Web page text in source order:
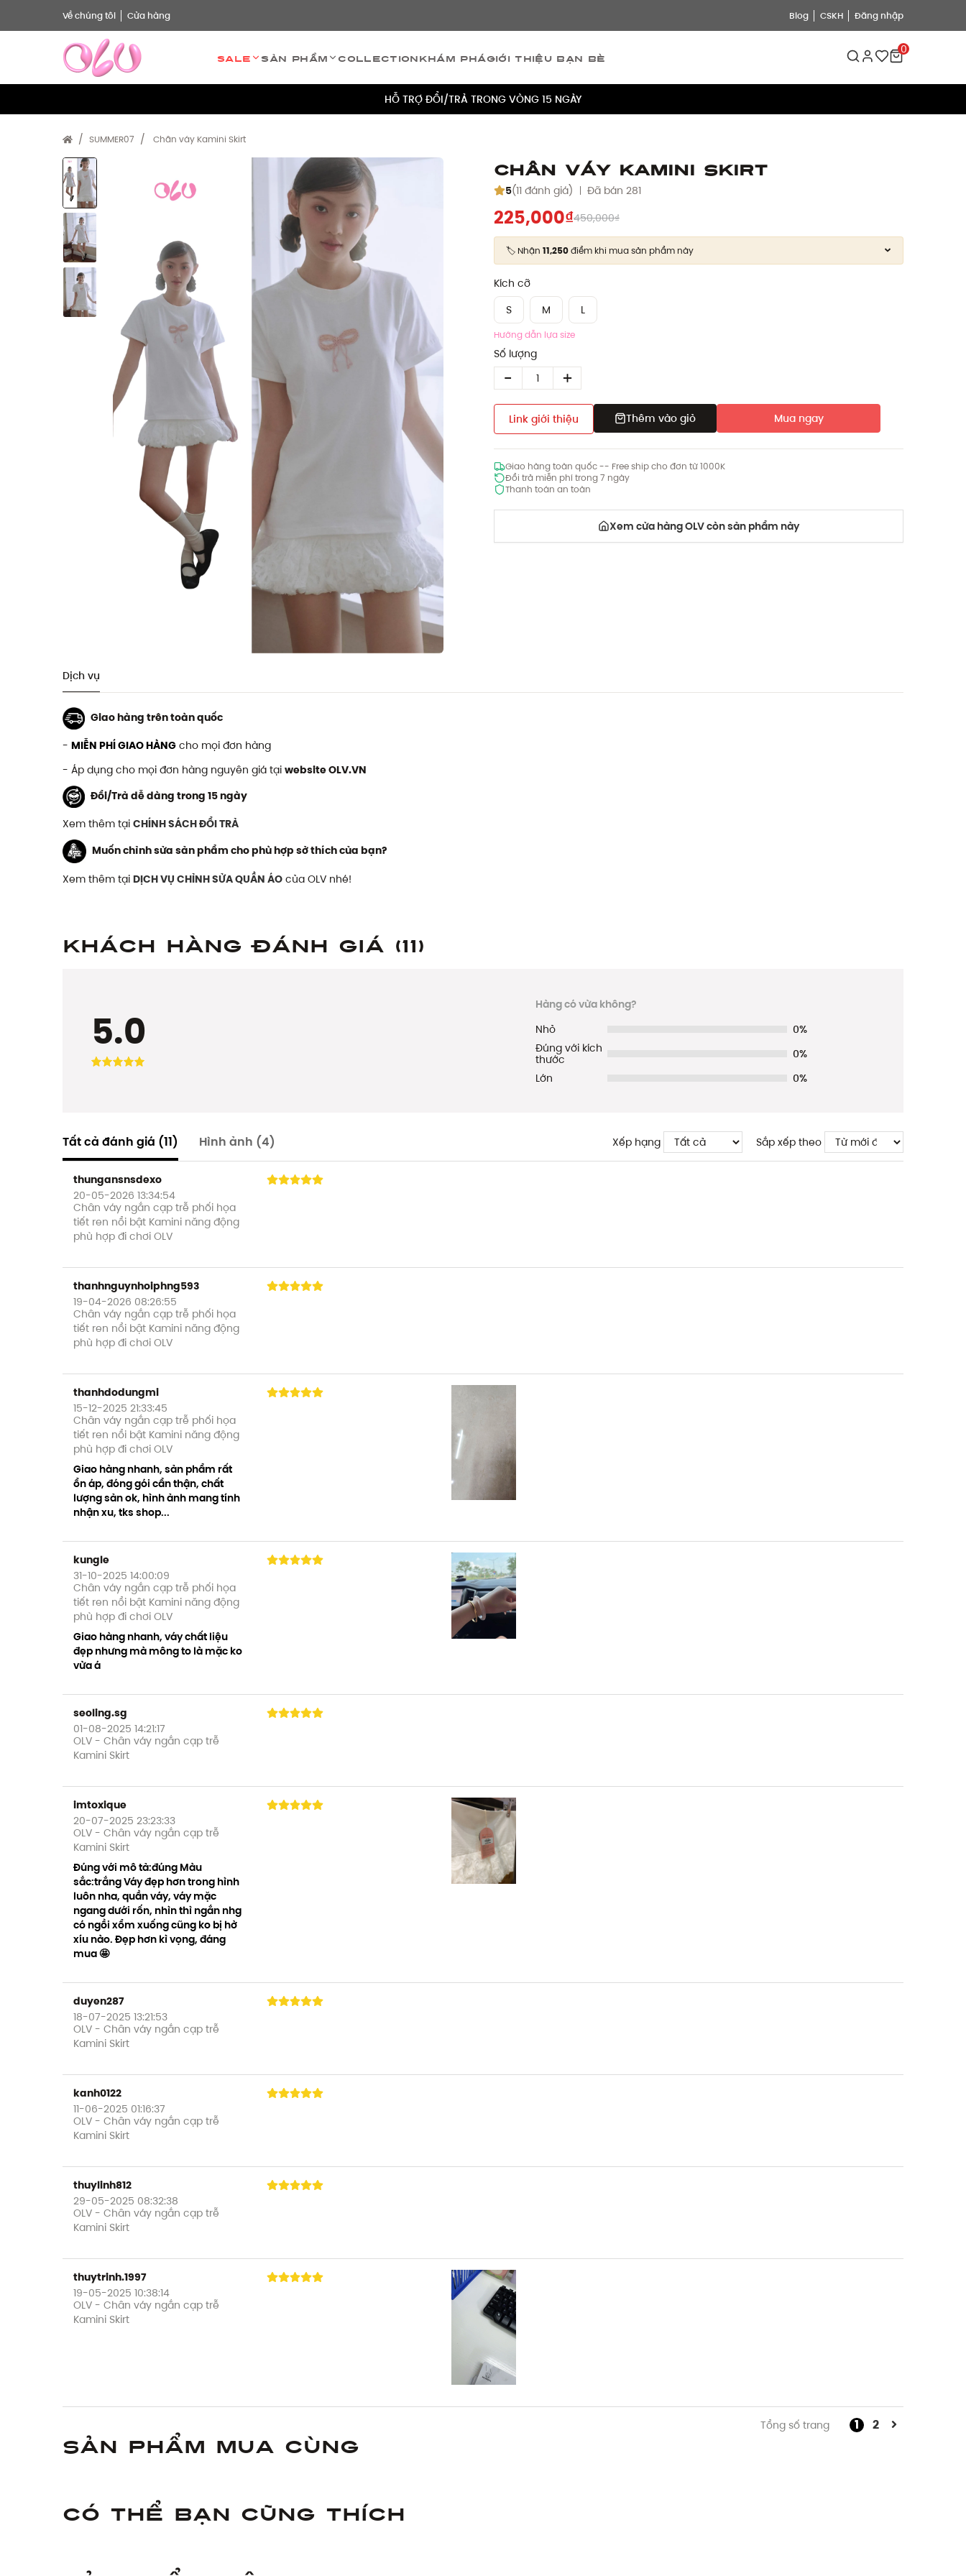
Về chúng tôi Cửa hàng Blog CSKH Đăng nhập
Sale Sản phẩm Collection Khám phá Giới thiệu bạn bè
0
HỖ TRỢ ĐỔI/TRẢ TRONG VÒNG 15 NGÀY
MIỄN PHÍ VẬN CHUYỂN CHO MỌI ĐƠN HÀNG
HỖ TRỢ ĐỔI/TRẢ TRONG VÒNG 15 NGÀY
TÍCH ĐIỂM 5% CHO MỌI ĐƠN HÀNG
SUMMER07 Chân váy Kamini Skirt
Chân váy Kamini Skirt
5(11 đánh giá) Đã bán 281
225,000₫450,000₫
🏷️ Nhận 11,250điểm khi mua sản phẩm này
Kích cỡ
S
M L
Hướng dẫn lựa size
Số lượng
Link giới thiệu Thêm vào giỏ Mua ngay
Giao hàng toàn quốc -- Free ship cho đơn từ 1000K
Đổi trả miễn phí trong 7 ngày
Thanh toán an toàn
Xem cửa hàng OLV còn sản phẩm này
Dịch vụ
Giao hàng trên toàn quốc
- MIỄN PHÍ GIAO HÀNG cho mọi đơn hàng
- Áp dụng cho mọi đơn hàng nguyên giá tại website OLV.VN
Đổi/Trả dễ dàng trong 15 ngày
Xem thêm tại CHÍNH SÁCH ĐỔI TRẢ
Muốn chỉnh sửa sản phẩm cho phù hợp sở thích của bạn?
Xem thêm tại DỊCH VỤ CHỈNH SỬA QUẦN ÁO của OLV nhé!
Khách hàng đánh giá (11)
5.0
Hàng có vừa không?
Nhỏ
0%
Đúng với kích
thước
0%
Lớn
0%
Tất cả đánh giá (11) Hình ảnh (4) Xếp hạng Sắp xếp theo
thungansnsdexo
20-05-2026 13:34:54
Chân váy ngắn cạp trễ phối họa
tiết ren nổi bật Kamini năng động
phù hợp đi chơi OLV
thanhnguynhoiphng593
19-04-2026 08:26:55
Chân váy ngắn cạp trễ phối họa
tiết ren nổi bật Kamini năng động
phù hợp đi chơi OLV
thanhdodungmi
15-12-2025 21:33:45
Chân váy ngắn cạp trễ phối họa
tiết ren nổi bật Kamini năng động
phù hợp đi chơi OLV
Giao hàng nhanh, sản phẩm rất
ổn áp, đóng gói cẩn thận, chất
lượng sản ok, hình ảnh mang tính
nhận xu, tks shop...
kungle
31-10-2025 14:00:09
Chân váy ngắn cạp trễ phối họa
tiết ren nổi bật Kamini năng động
phù hợp đi chơi OLV
Giao hàng nhanh, váy chất liệu
đẹp nhưng mà mông to là mặc ko
vừa á
seoling.sg
01-08-2025 14:21:17
OLV - Chân váy ngắn cạp trễ
Kamini Skirt
imtoxique
20-07-2025 23:23:33
OLV - Chân váy ngắn cạp trễ
Kamini Skirt
Đúng với mô tả:đúng Màu
sắc:trắng Váy đẹp hơn trong hình
luôn nha, quần váy, váy mặc
ngang dưới rốn, nhìn thì ngắn nhg
có ngồi xổm xuống cũng ko bị hở
xíu nào. Đẹp hơn kì vọng, đáng
mua 🤩
duyen287
18-07-2025 13:21:53
OLV - Chân váy ngắn cạp trễ
Kamini Skirt
kanh0122
11-06-2025 01:16:37
OLV - Chân váy ngắn cạp trễ
Kamini Skirt
thuylinh812
29-05-2025 08:32:38
OLV - Chân váy ngắn cạp trễ
Kamini Skirt
thuytrinh.1997
19-05-2025 10:38:14
OLV - Chân váy ngắn cạp trễ
Kamini Skirt
Tổng số trang 1 2
Sản phẩm mua cùng
Có thể bạn cũng thích